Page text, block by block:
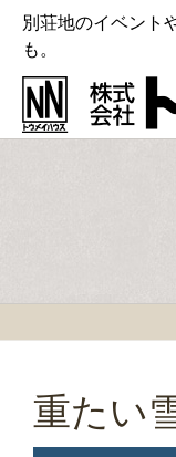
別荘地のイベント
も。
重たい